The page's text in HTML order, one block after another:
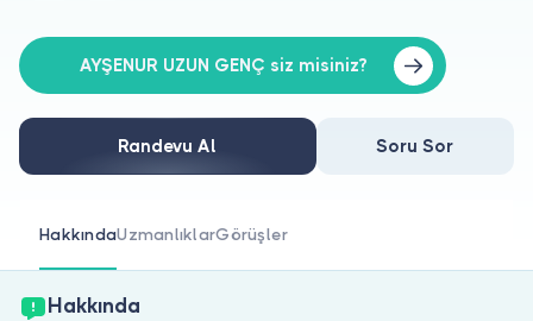
Doktorlar için
Doktor musunuz?
AYŞENUR UZUN GENÇ siz misiniz?
Randevu Al Soru Sor
HakkındaUzmanlıklarGörüşler
Hakkında